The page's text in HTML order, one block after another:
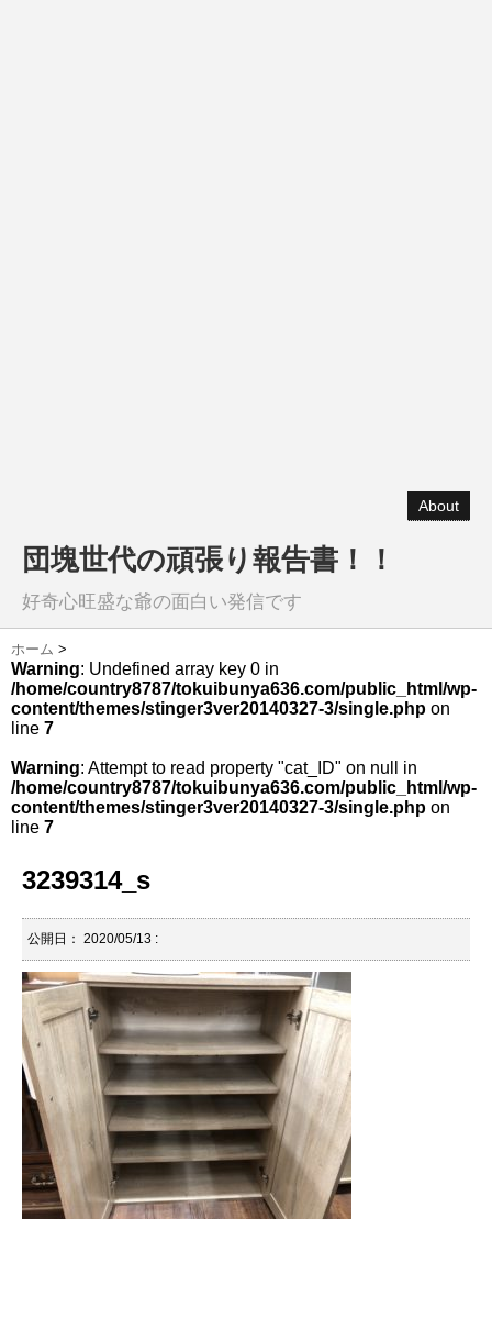
About
団塊世代の頑張り報告書！！
好奇心旺盛な爺の面白い発信です
ホーム >
Warning: Undefined array key 0 in
/home/country8787/tokuibunya636.com/public_html/wp-
content/themes/stinger3ver20140327-3/single.php on
line 7
Warning: Attempt to read property "cat_ID" on null in
/home/country8787/tokuibunya636.com/public_html/wp-
content/themes/stinger3ver20140327-3/single.php on
line 7
3239314_s
公開日： 2020/05/13 :